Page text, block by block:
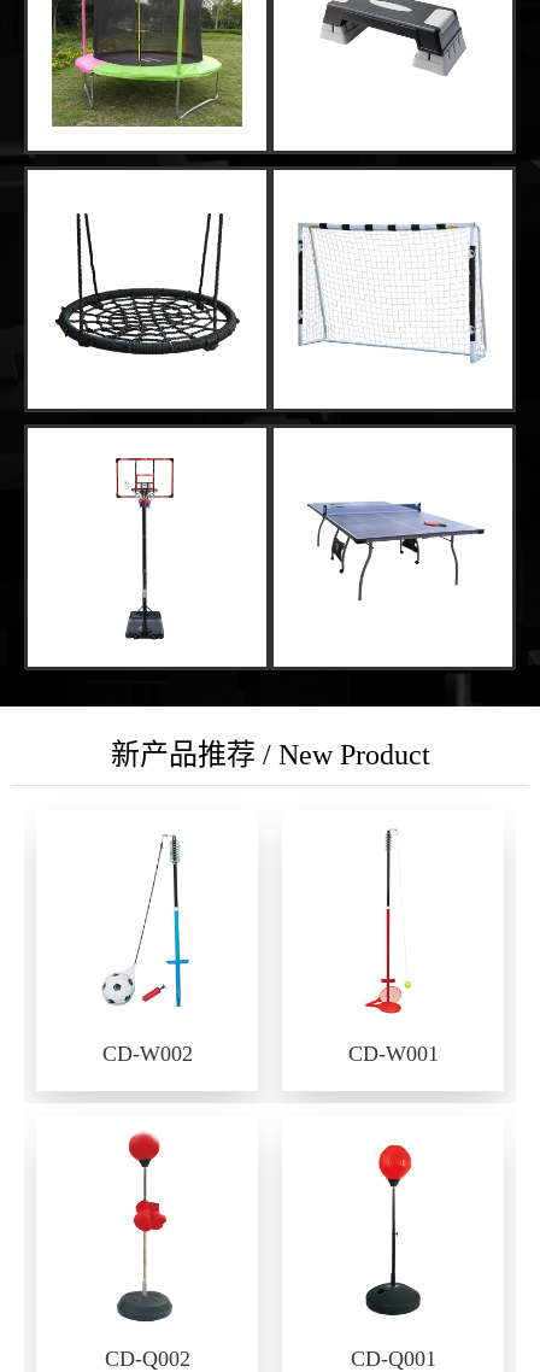
新产品推荐 / New Product
CD-W002 CD-W001
CD-Q002 CD-Q001